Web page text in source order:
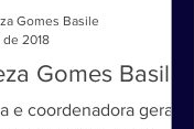
Gomes Basile
2018